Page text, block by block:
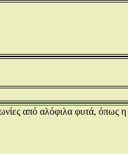
από αλόφιλα φυτά, όπως